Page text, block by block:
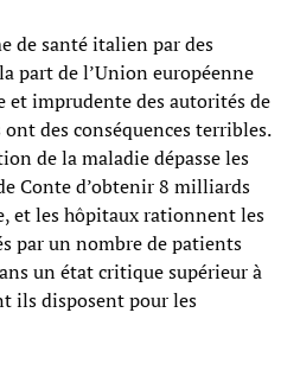
de santé italien par des
part de l’Union européenne
et imprudente des autorités de
des conséquences terribles.
de la maladie dépasse les
Conte d’obtenir 8 milliards
et les hôpitaux rationnent les
par un nombre de patients
un état critique supérieur à
ils disposent pour les